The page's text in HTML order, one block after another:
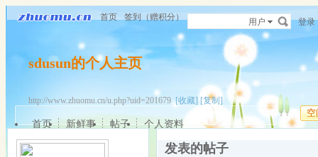
首页 签到（赠积分） 用户 登录
sdusun的个人主页
http://www.zhuomu.cn/u.php?uid=201679[收藏] [复制]
空
首页 新鲜事 帖子 个人资料
发表的帖子